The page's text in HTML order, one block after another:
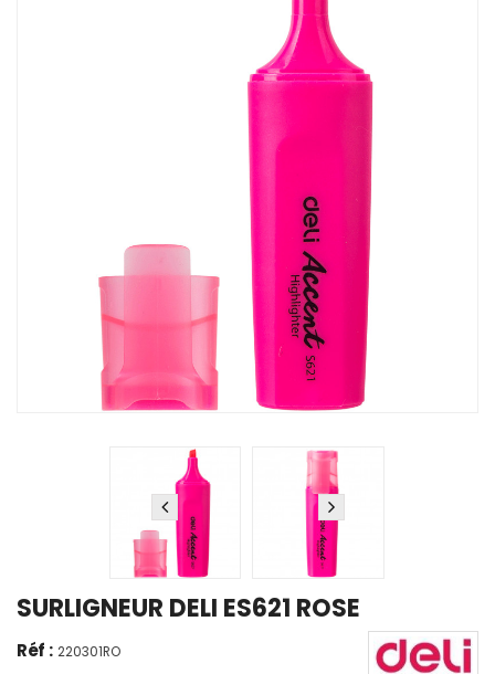
SURLIGNEUR DELI ES621 ROSE
Réf : 220301RO